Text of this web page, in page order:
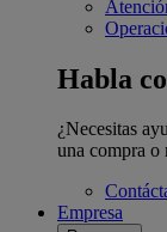
Habla
¿Necesitas
una compra o
Empresa